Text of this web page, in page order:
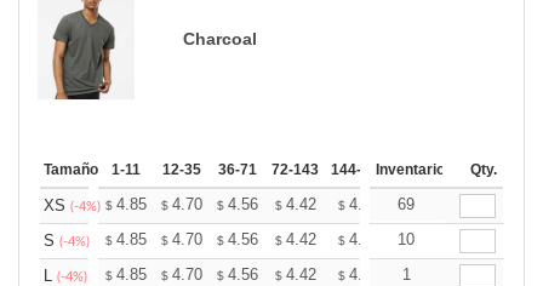
Charcoal
Tamaño 1-11 12-35 36-71 72-143 144-287 288 + Mas
Inventario Qty.
XS (-4%) $ 4.85 $ 4.70 $ 4.56 $ 4.42 $ 4.27 $4.20
69
S (-4%) $ 4.85 $ 4.70 $ 4.56 $ 4.42 $ 4.27 $4.20
10
L (-4%) $ 4.85 $ 4.70 $ 4.56 $ 4.42 $ 4.27 $1